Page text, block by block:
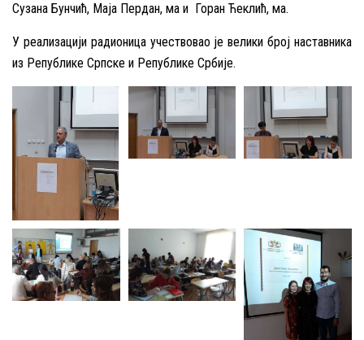
Сузана Бунчић, Маја Пердан, ма и Горан Ћеклић, ма.
У реализацији радионица учествовао је велики број наставника
из Републике Српске и Републике Србије.